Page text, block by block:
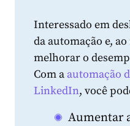
Interessado em
da automação e,
melhorar o
Com a automação
LinkedIn, você
Aumentar